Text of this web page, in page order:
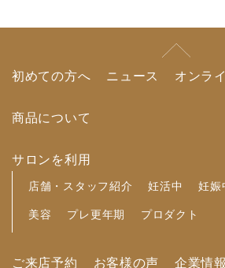
初めての方へ ニュース オンラ
商品について
サロンを利用
店舗・スタッフ紹介
妊活中 妊娠
美容 プレ更年期 プロダクト
ご来店予約 お客様の声 企業情報